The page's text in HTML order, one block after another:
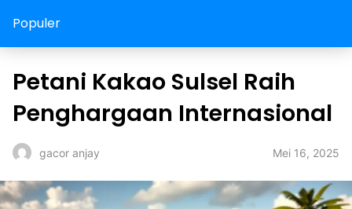
Populer
Petani Kakao Sulsel Raih
Penghargaan Internasional
gacor anjay Mei 16, 2025